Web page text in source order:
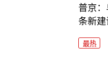
普京
条新建
最热